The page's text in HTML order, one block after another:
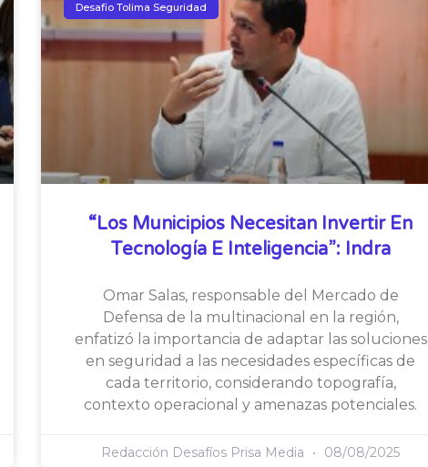
Desafio Tolima Seguridad
“Los Municipios Necesitan Invertir En
Tecnología E Inteligencia”: Indra
Omar Salas, responsable del Mercado de
Defensa de la multinacional en la región,
enfatizó la importancia de adaptar las soluciones
en seguridad a las necesidades específicas de
cada territorio, considerando topografía,
contexto operacional y amenazas potenciales.
Redacción Desafíos Prisa Media 08/08/2025